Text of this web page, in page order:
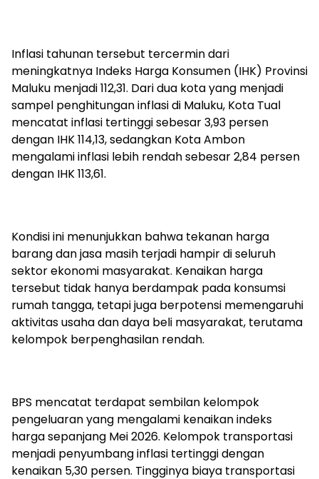
Inflasi tahunan tersebut tercermin dari
meningkatnya Indeks Harga Konsumen (IHK) Provinsi
Maluku menjadi 112,31. Dari dua kota yang menjadi
sampel penghitungan inflasi di Maluku, Kota Tual
mencatat inflasi tertinggi sebesar 3,93 persen
dengan IHK 114,13, sedangkan Kota Ambon
mengalami inflasi lebih rendah sebesar 2,84 persen
dengan IHK 113,61.
Kondisi ini menunjukkan bahwa tekanan harga
barang dan jasa masih terjadi hampir di seluruh
sektor ekonomi masyarakat. Kenaikan harga
tersebut tidak hanya berdampak pada konsumsi
rumah tangga, tetapi juga berpotensi memengaruhi
aktivitas usaha dan daya beli masyarakat, terutama
kelompok berpenghasilan rendah.
BPS mencatat terdapat sembilan kelompok
pengeluaran yang mengalami kenaikan indeks
harga sepanjang Mei 2026. Kelompok transportasi
menjadi penyumbang inflasi tertinggi dengan
kenaikan 5,30 persen. Tingginya biaya transportasi